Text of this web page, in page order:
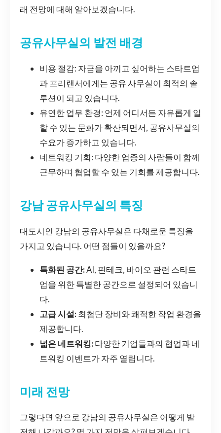
래 전망에 대해 알아보겠습니다.
공유사무실의 발전 배경
비용 절감: 자금을 아끼고 싶어하는 스타트업
과 프리랜서에게는 공유 사무실이 최적의 솔
루션이 되고 있습니다.
유연한 업무 환경: 언제 어디서든 자유롭게 일
할 수 있는 문화가 확산되면서, 공유사무실의
수요가 증가하고 있습니다.
네트워킹 기회: 다양한 업종의 사람들이 함께
근무하며 협업할 수 있는 기회를 제공합니다.
강남 공유사무실의 특징
대도시인 강남의 공유사무실은 다채로운 특징을
가지고 있습니다. 어떤 점들이 있을까요?
특화된 공간:AI, 핀테크, 바이오 관련 스타트
업을 위한 특별한 공간으로 설정되어 있습니
다.
고급 시설: 최첨단 장비와 쾌적한 작업 환경을
제공합니다.
넓은 네트워킹: 다양한 기업들과의 협업과 네
트워킹 이벤트가 자주 열립니다.
미래 전망
그렇다면 앞으로 강남의 공유사무실은 어떻게 발